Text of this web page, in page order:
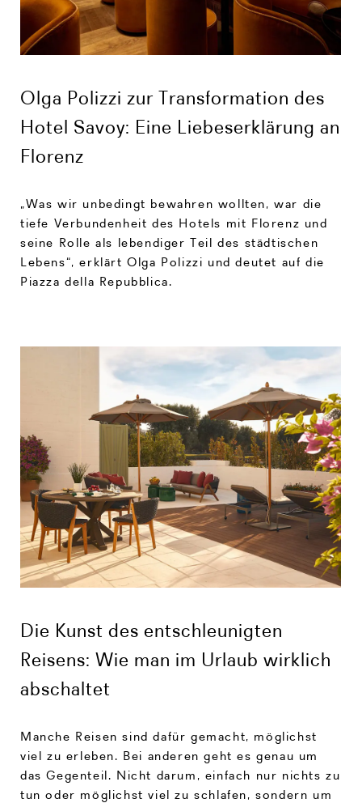
Olga Polizzi zur Transformation des
Hotel Savoy: Eine Liebeserklärung an
Florenz
„Was wir unbedingt bewahren wollten, war die
tiefe Verbundenheit des Hotels mit Florenz und
seine Rolle als lebendiger Teil des städtischen
Lebens“, erklärt Olga Polizzi und deutet auf die
Piazza della Repubblica.
Die Kunst des entschleunigten
Reisens: Wie man im Urlaub wirklich
abschaltet
Manche Reisen sind dafür gemacht, möglichst
viel zu erleben. Bei anderen geht es genau um
das Gegenteil. Nicht darum, einfach nur nichts zu
tun oder möglichst viel zu schlafen, sondern um